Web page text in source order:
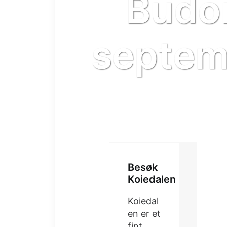
Besøk
Koiedalen
Koiedal
en er et